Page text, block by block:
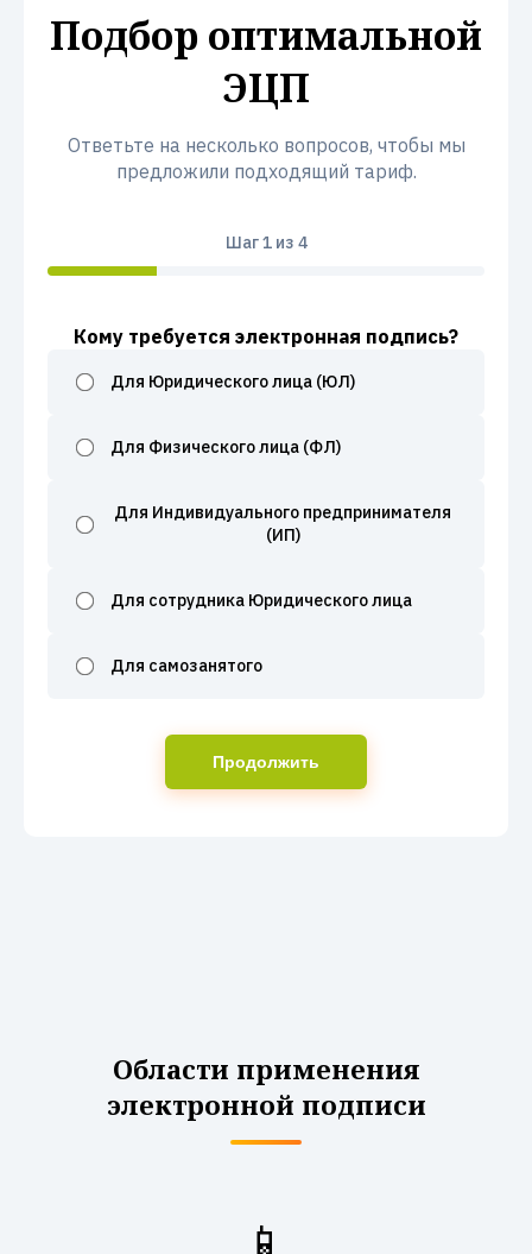
Подбор оптимальной
ЭЦП
Ответьте на несколько вопросов, чтобы мы
предложили подходящий тариф.
Шаг1из 4
Кому требуется электронная подпись?
Для Юридического лица (ЮЛ)
Для Физического лица (ФЛ)
Для Индивидуального предпринимателя
(ИП)
Для сотрудника Юридического лица
Для самозанятого
Продолжить
Области применения
электронной подписи